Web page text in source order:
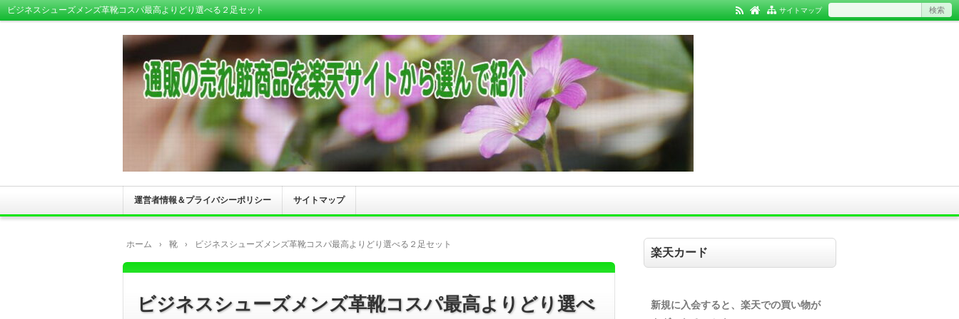
ビジネスシューズメンズ革靴コスパ最高よりどり選べる２足セット サイトマップ
運営者情報＆プライバシーポリシー サイトマップ
ホーム › 靴 › ビジネスシューズメンズ革靴コスパ最高よりどり選べる２足セット
ビジネスシューズメンズ革靴コスパ最高よりどり選べ
楽天カード
新規に入会すると、楽天での買い物が